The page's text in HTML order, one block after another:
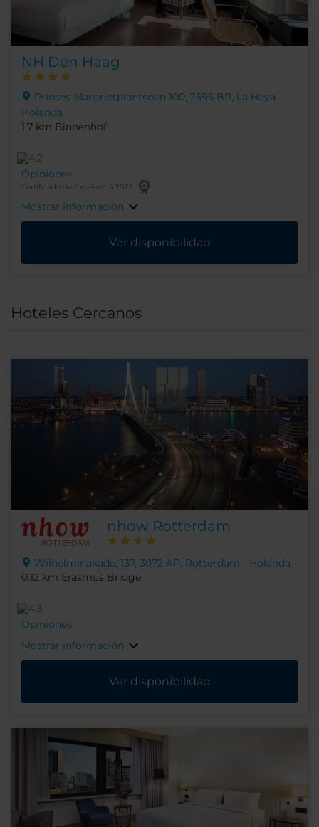
NH Den Haag
Prinses Margrietplantsoen 100, 2595 BR, La Haya -
Holanda
1.7 km Binnenhof
Opiniones
Certificado de Excelencia 2025
Mostrar información
Ver disponibilidad
Hoteles Cercanos
nhow Rotterdam
Wilhelminakade, 137, 3072 AP, Rotterdam - Holanda
0.12 km Erasmus Bridge
Opiniones
Mostrar información
Ver disponibilidad